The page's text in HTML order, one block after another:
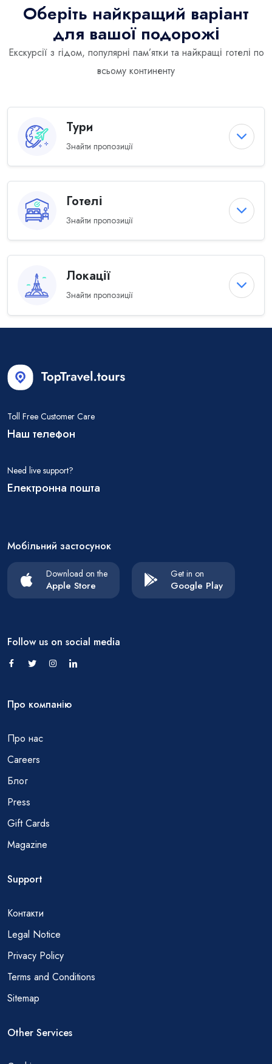
Оберіть найкращий варіант
для вашої подорожі
Екскурсії з гідом, популярні пам’ятки та найкращі готелі по
всьому континенту
Тури
Знайти пропозиції
Готелі
Знайти пропозиції
Локації
Знайти пропозиції
Toll Free Customer Care
Наш телефон
Need live support?
Електронна пошта
Мобільний застосунок
Download on the
Apple Store
Get in on
Google Play
Follow us on social media
Про компанію
Про нас
Careers
Блог
Press
Gift Cards
Magazine
Support
Контакти
Legal Notice
Privacy Policy
Terms and Conditions
Sitemap
Other Services